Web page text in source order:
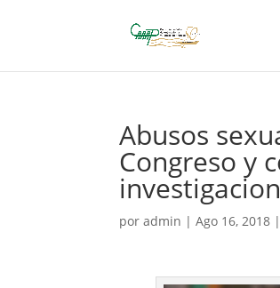
Abusos
Congreso y
poradmin |Ago 16, 2018 |